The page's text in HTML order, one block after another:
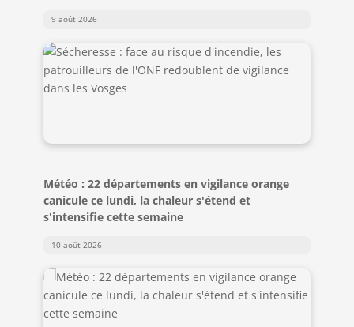
9 août 2026
Météo : 22 départements en vigilance orange
canicule ce lundi, la chaleur s'étend et
s'intensifie cette semaine
10 août 2026